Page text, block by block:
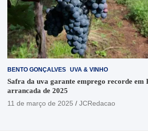
BENTO GONÇALVES UVA & VINHO
Safra da uva garante emprego recorde em
arrancada de 2025
11 de março de 2025
JCRedacao